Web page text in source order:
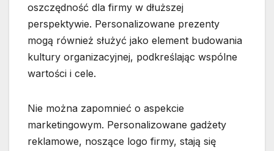
oszczędność dla firmy w dłuższej
perspektywie. Personalizowane prezenty
mogą również służyć jako element budowania
kultury organizacyjnej, podkreślając wspólne
wartości i cele.
Nie można zapomnieć o aspekcie
marketingowym. Personalizowane gadżety
reklamowe, noszące logo firmy, stają się